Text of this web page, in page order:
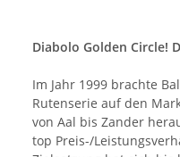
Diabolo Golden Circle!
Im Jahr 1999 brachte
Rutenserie auf den
von Aal bis Zander
top Preis-/